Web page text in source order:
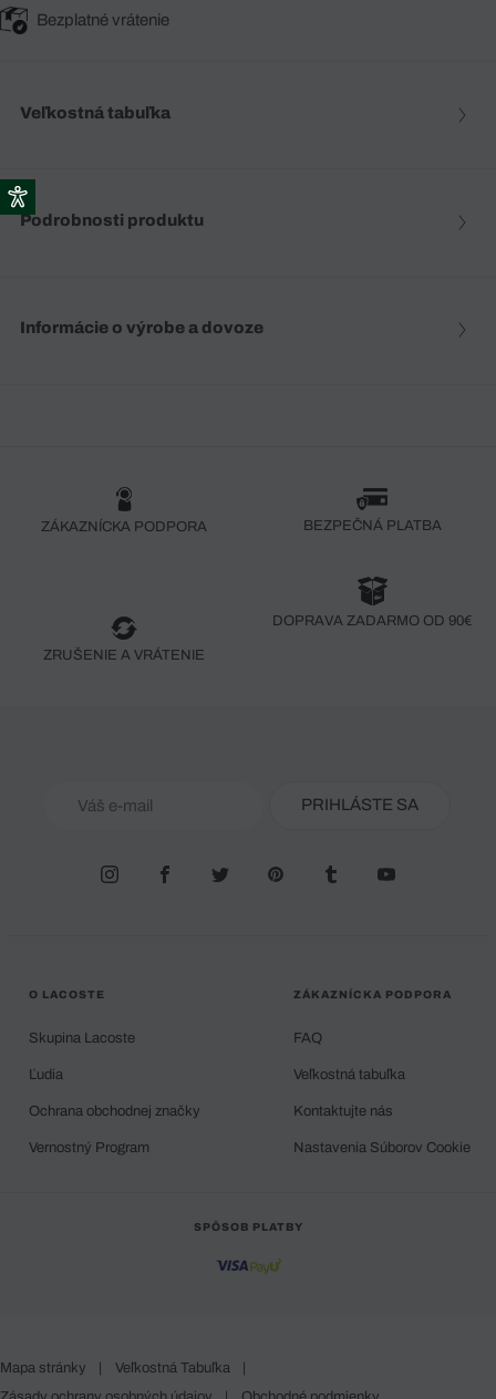
Bezplatné vrátenie
Veľkostná tabuľka
Podrobnosti produktu
Informácie o výrobe a dovoze
ZÁKAZNÍCKA PODPORA BEZPEČNÁ PLATBA
ZRUŠENIE A VRÁTENIE
DOPRAVA ZADARMO OD 90€
PRIHLÁSTE SA
O LACOSTE
Skupina Lacoste
Ľudia
Ochrana obchodnej značky
Vernostný Program
ZÁKAZNÍCKA PODPORA
FAQ
Veľkostná tabuľka
Kontaktujte nás
Nastavenia Súborov Cookie
SPÔSOB PLATBY
Mapa stránky | Veľkostná Tabuľka
|